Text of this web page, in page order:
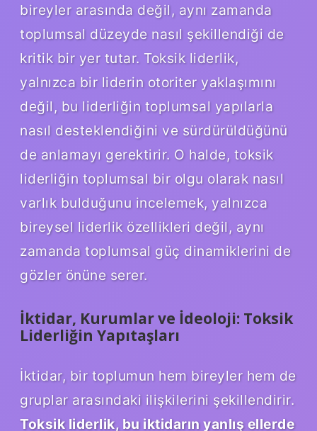
bireyler arasında değil, aynı zamanda
toplumsal düzeyde nasıl şekillendiği de
kritik bir yer tutar. Toksik liderlik,
yalnızca bir liderin otoriter yaklaşımını
değil, bu liderliğin toplumsal yapılarla
nasıl desteklendiğini ve sürdürüldüğünü
de anlamayı gerektirir. O halde, toksik
liderliğin toplumsal bir olgu olarak nasıl
varlık bulduğunu incelemek, yalnızca
bireysel liderlik özellikleri değil, aynı
zamanda toplumsal güç dinamiklerini de
gözler önüne serer.
İktidar, Kurumlar ve İdeoloji: Toksik
Liderliğin Yapıtaşları
İktidar, bir toplumun hem bireyler hem de
gruplar arasındaki ilişkilerini şekillendirir.
Toksik liderlik, bu iktidarın yanlış ellerde